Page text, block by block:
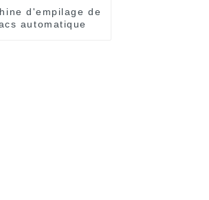
d'empilage de
automatique